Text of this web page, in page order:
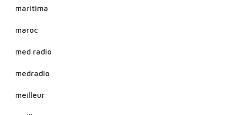
maritima
maroc
med radio
medradio
meilleur